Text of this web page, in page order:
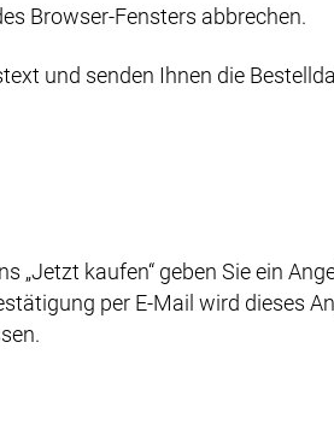
Browser-Fensters abbrechen.
und senden Ihnen die
„Jetzt kaufen“ geben Sie ein
per E-Mail wird dieses